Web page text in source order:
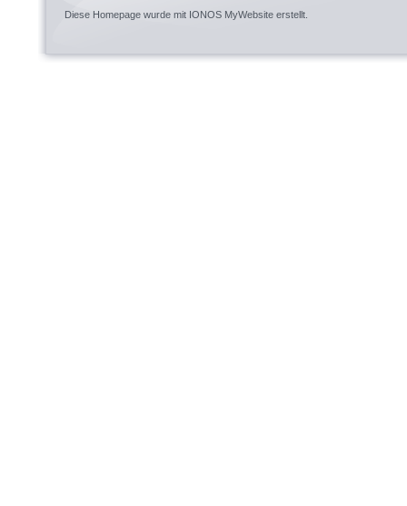
Diese Homepage wurde mit IONOS MyWebsite erstellt.